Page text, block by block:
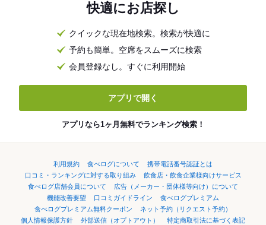
快適にお店探し
クイックな現在地検索。検索が快適に
予約も簡単。空席をスムーズに検索
会員登録なし。すぐに利用開始
アプリで開く
アプリなら1ヶ月無料でランキング検索！
利用規約 食べログについて
携帯電話番号認証とは
口コミ・ランキングに対する取り組み
飲食店・飲食企業様向けサービス
食べログ店舗会員について
広告（メーカー・団体様等向け）について
機能改善要望
口コミガイドライン
食べログプレミアム
食べログプレミアム無料クーポン
ネット予約（リクエスト予約）
個人情報保護方針
外部送信（オプトアウト）
特定商取引法に基づく表記